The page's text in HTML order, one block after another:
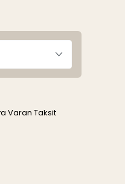
Varan Taksit